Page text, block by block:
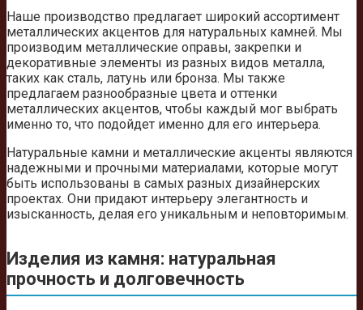
Наше производство предлагает широкий ассортимент
металлических акцентов для натуральных камней. Мы
производим металлические оправы, закрепки и
декоративные элементы из разных видов металла,
таких как сталь, латунь или бронза. Мы также
предлагаем разнообразные цвета и оттенки
металлических акцентов, чтобы каждый мог выбрать
именно то, что подойдет именно для его интерьера.
Натуральные камни и металлические акценты являются
надежными и прочными материалами, которые могут
быть использованы в самых разных дизайнерских
проектах. Они придают интерьеру элегантность и
изысканность, делая его уникальным и неповторимым.
Изделия из камня: натуральная
прочность и долговечность